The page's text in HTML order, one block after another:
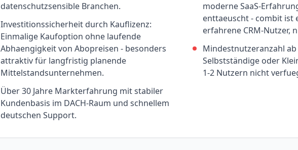
datenschutzsensible Branchen.
Investitionssicherheit durch Kauflizenz:
Einmalige Kaufoption ohne laufende
Abhaengigkeit von Abopreisen - besonders
attraktiv für langfristig planende
Mittelstandsunternehmen.
Über 30 Jahre Markterfahrung mit stabiler
Kundenbasis im DACH-Raum und schnellem
deutschen Support.
moderne SaaS-
enttaeuscht - combit ist
erfahrene CRM-Nutzer,
Mindestnutzeranzahl ab
Selbstständige oder
1-2 Nutzern nicht